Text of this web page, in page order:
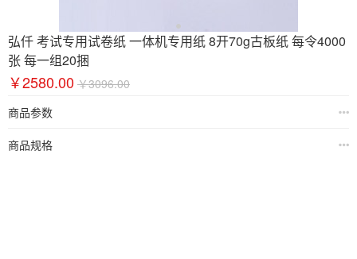
弘仟 考试专用试卷纸 一体机专用纸 8开70g古板纸 每令4000
张 每一组20捆
￥2580.00 ￥3096.00
商品参数
商品规格